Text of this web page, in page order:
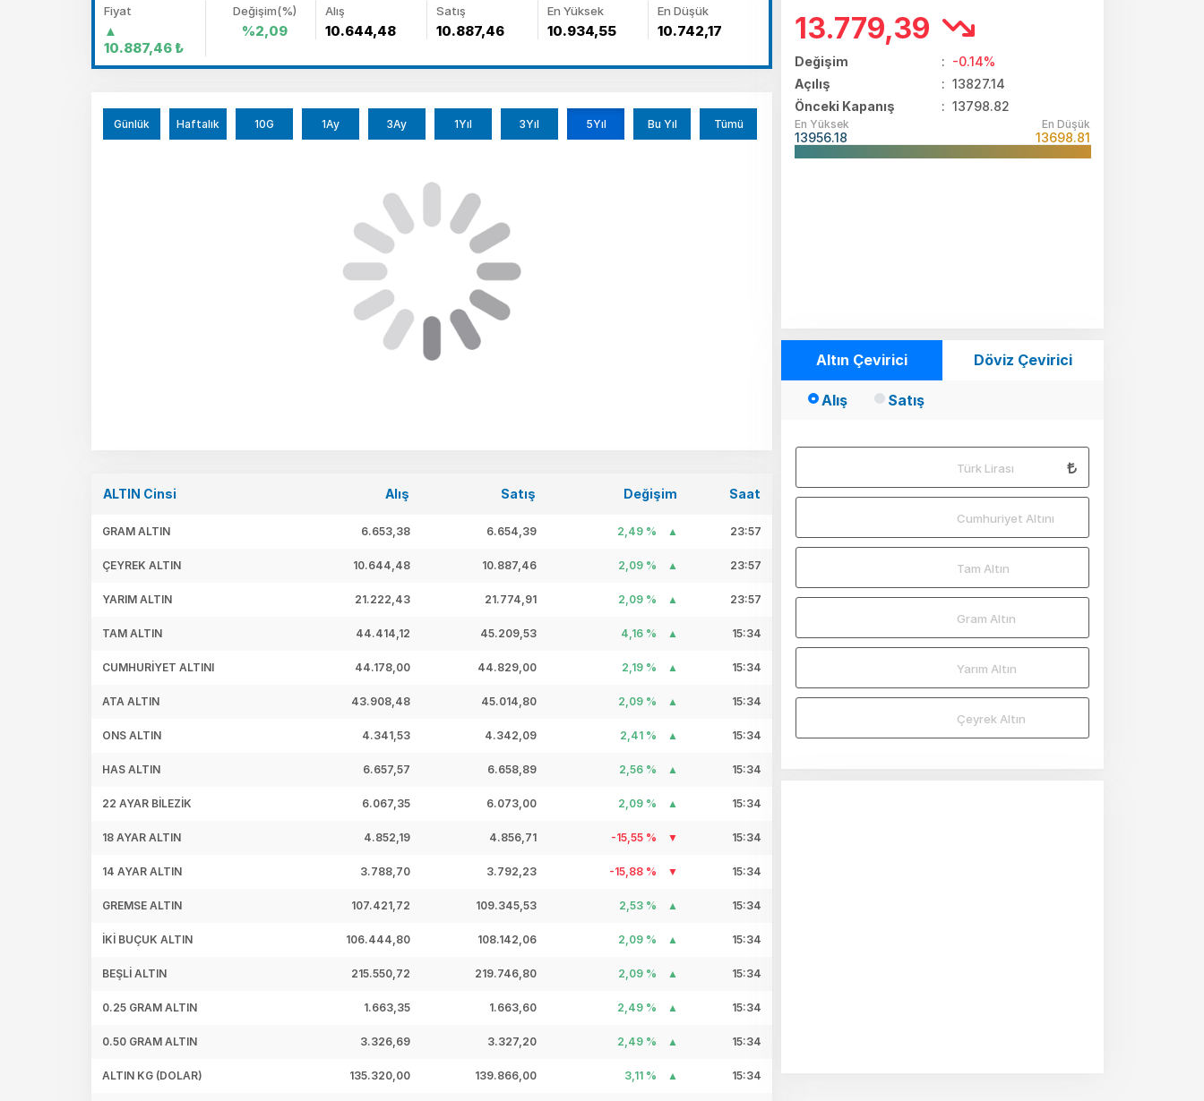
Fiyat
10.887,46 ₺
Değişim(%)
%2,09
Alış
10.644,48
Satış
10.887,46
En Yüksek
10.934,55
En Düşük
10.742,17
Günlük Haftalık 10G 1Ay 3Ay 1Yıl 3Yıl 5Yıl Bu Yıl Tümü
ALTIN Cinsi Alış Satış Değişim Saat
GRAM ALTIN 6.653,38 6.654,39 2,49 % 23:57
ÇEYREK ALTIN 10.644,48 10.887,46 2,09 % 23:57
YARIM ALTIN 21.222,43 21.774,91 2,09 % 23:57
TAM ALTIN 44.414,12 45.209,53 4,16 % 15:34
CUMHURİYET ALTINI 44.178,00 44.829,00 2,19 % 15:34
ATA ALTIN 43.908,48 45.014,80 2,09 % 15:34
ONS ALTIN 4.341,53 4.342,09 2,41 % 15:34
HAS ALTIN 6.657,57 6.658,89 2,56 % 15:34
22 AYAR BİLEZİK 6.067,35 6.073,00 2,09 % 15:34
18 AYAR ALTIN 4.852,19 4.856,71 -15,55 % 15:34
14 AYAR ALTIN 3.788,70 3.792,23 -15,88 % 15:34
GREMSE ALTIN 107.421,72 109.345,53 2,53 % 15:34
İKİ BUÇUK ALTIN 106.444,80 108.142,06 2,09 % 15:34
BEŞLİ ALTIN 215.550,72 219.746,80 2,09 % 15:34
0.25 GRAM ALTIN 1.663,35 1.663,60 2,49 % 15:34
0.50 GRAM ALTIN 3.326,69 3.327,20 2,49 % 15:34
ALTIN KG (DOLAR) 135.320,00 139.866,00 3,11 % 15:34
13.779,39
Değişim : -0.14%
Açılış
: 13827.14
Önceki Kapanış
: 13798.82
En Yüksek
13956.18
En Düşük
13698.81
Altın Çevirici Döviz Çevirici
Alış Satış
Türk Lirası
Cumhuriyet Altını
Tam Altın
Gram Altın
Yarım Altın
Çeyrek Altın